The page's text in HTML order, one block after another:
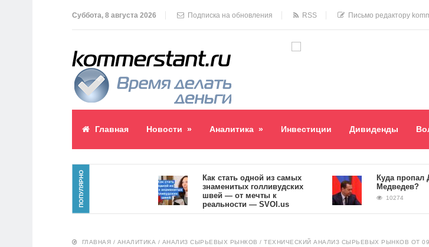
Суббота, 8 августа 2026 Подписка на обновления RSS Письмо редактору
Главная Новости » Аналитика » Инвестиции Дивиденды
ПОПУЛЯРНО
Как стать одной из самых
знаменитых голливудских
швей — от мечты к
реальности — SVOI.us
10557
Куда пропал
Медведев?
10274
ГЛАВНАЯ / АНАЛИТИКА / АНАЛИЗ СЫРЬЕВЫХ РЫНКОВ / ТЕХНИЧЕСКИЙ АНАЛИЗ СЫРЬЕВЫХ РЫНКОВ ОТ